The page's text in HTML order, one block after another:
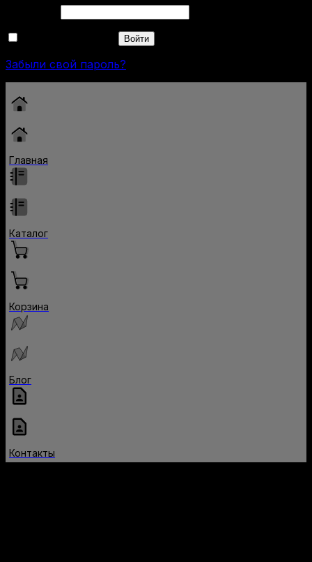
Обязательно
Войти
Забыли свой пароль?
Главная
Каталог
Корзина
Блог
Контакты